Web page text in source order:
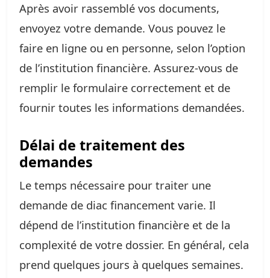
Après avoir rassemblé vos documents,
envoyez votre demande. Vous pouvez le
faire en ligne ou en personne, selon l’option
de l’institution financière. Assurez-vous de
remplir le formulaire correctement et de
fournir toutes les informations demandées.
Délai de traitement des
demandes
Le temps nécessaire pour traiter une
demande de diac financement varie. Il
dépend de l’institution financière et de la
complexité de votre dossier. En général, cela
prend quelques jours à quelques semaines.